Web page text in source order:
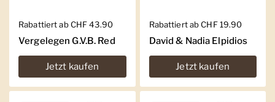
Regulärer Preis
Rabattiert ab CHF 43.90
Vergelegen G.V.B. Red
Jetzt kaufen
Regulärer Preis
Rabattiert ab CHF 19.90
David & Nadia Elpidios
Jetzt kaufen